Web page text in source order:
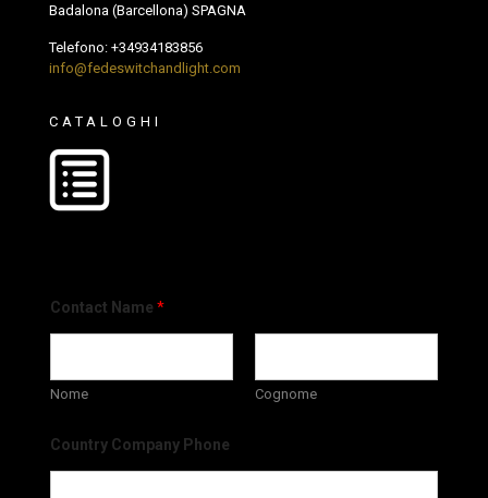
Badalona (Barcellona) SPAGNA
Telefono: +34934183856
info@fedeswitchandlight.com
CATALOGHI
Contact Name *
Nome Cognome
Country Company Phone